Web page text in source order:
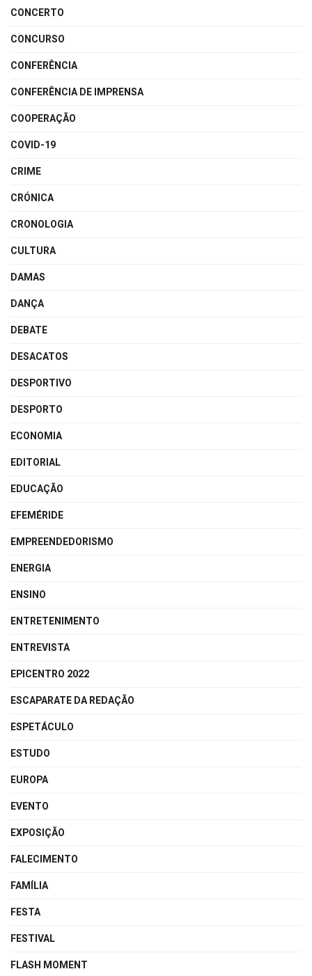
CONCERTO
CONCURSO
CONFERÊNCIA
CONFERÊNCIA DE IMPRENSA
COOPERAÇÃO
COVID-19
CRIME
CRÓNICA
CRONOLOGIA
CULTURA
DAMAS
DANÇA
DEBATE
DESACATOS
DESPORTIVO
DESPORTO
ECONOMIA
EDITORIAL
EDUCAÇÃO
EFEMÉRIDE
EMPREENDEDORISMO
ENERGIA
ENSINO
ENTRETENIMENTO
ENTREVISTA
EPICENTRO 2022
ESCAPARATE DA REDAÇÃO
ESPETÁCULO
ESTUDO
EUROPA
EVENTO
EXPOSIÇÃO
FALECIMENTO
FAMÍLIA
FESTA
FESTIVAL
FLASH MOMENT